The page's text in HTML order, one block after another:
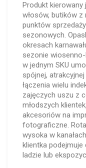
Produkt
włosów, butików
punktów
sezonowych.
okresach
sezonie
w jednym SKU
spójnej,
łączenia wielu
zajęczych uszu z
młodszych
akcesoriów na
fotograficzne.
wysoka w
klientka
ladzie lub